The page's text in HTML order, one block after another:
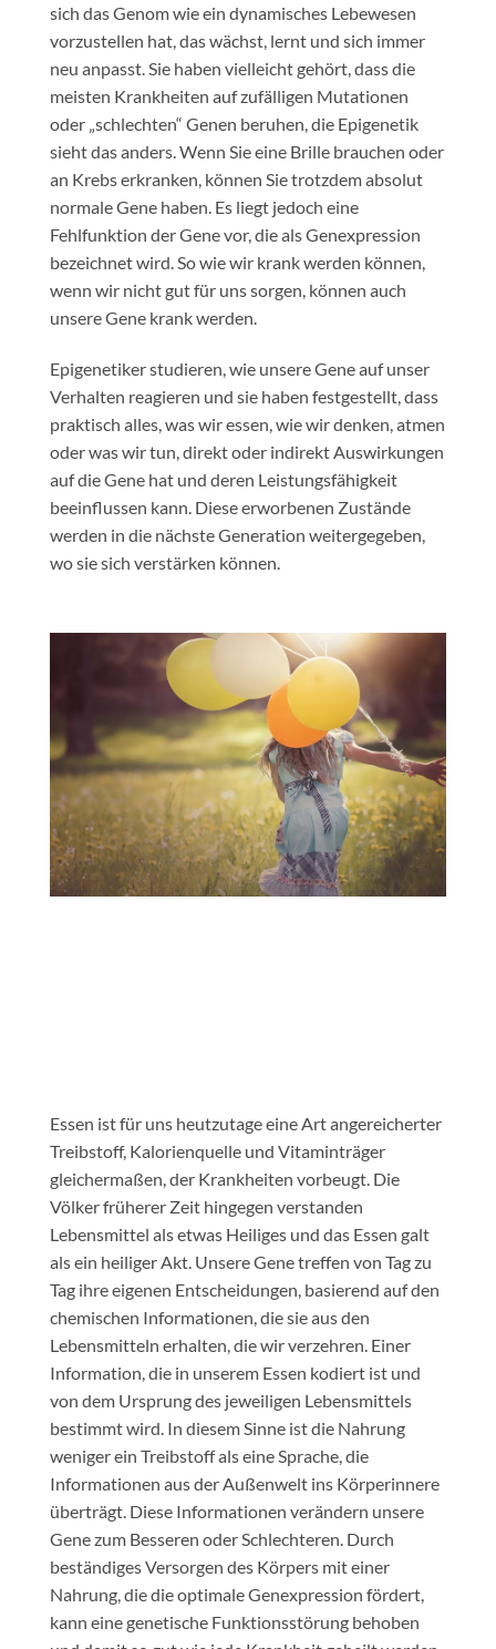
sich das Genom wie ein dynamisches Lebewesen
vorzustellen hat, das wächst, lernt und sich immer
neu anpasst. Sie haben vielleicht gehört, dass die
meisten Krankheiten auf zufälligen Mutationen
oder „schlechten“ Genen beruhen, die Epigenetik
sieht das anders. Wenn Sie eine Brille brauchen oder
an Krebs erkranken, können Sie trotzdem absolut
normale Gene haben. Es liegt jedoch eine
Fehlfunktion der Gene vor, die als Genexpression
bezeichnet wird. So wie wir krank werden können,
wenn wir nicht gut für uns sorgen, können auch
unsere Gene krank werden.
Epigenetiker studieren, wie unsere Gene auf unser
Verhalten reagieren und sie haben festgestellt, dass
praktisch alles, was wir essen, wie wir denken, atmen
oder was wir tun, direkt oder indirekt Auswirkungen
auf die Gene hat und deren Leistungsfähigkeit
beeinflussen kann. Diese erworbenen Zustände
werden in die nächste Generation weitergegeben,
wo sie sich verstärken können.
Essen ist für uns heutzutage eine Art angereicherter
Treibstoff, Kalorienquelle und Vitaminträger
gleichermaßen, der Krankheiten vorbeugt. Die
Völker früherer Zeit hingegen verstanden
Lebensmittel als etwas Heiliges und das Essen galt
als ein heiliger Akt. Unsere Gene treffen von Tag zu
Tag ihre eigenen Entscheidungen, basierend auf den
chemischen Informationen, die sie aus den
Lebensmitteln erhalten, die wir verzehren. Einer
Information, die in unserem Essen kodiert ist und
von dem Ursprung des jeweiligen Lebensmittels
bestimmt wird. In diesem Sinne ist die Nahrung
weniger ein Treibstoff als eine Sprache, die
Informationen aus der Außenwelt ins Körperinnere
überträgt. Diese Informationen verändern unsere
Gene zum Besseren oder Schlechteren. Durch
beständiges Versorgen des Körpers mit einer
Nahrung, die die optimale Genexpression fördert,
kann eine genetische Funktionsstörung behoben